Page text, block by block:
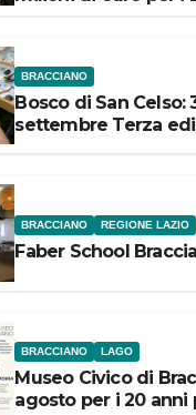
BRACCIANO
Bosco di San Celso:
settembre Terza
BRACCIANO REGIONE LAZIO
Faber School
BRACCIANO LAGO
Museo Civico di
agosto per i 20